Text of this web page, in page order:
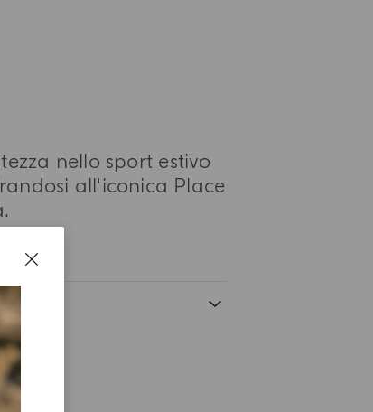
nello sport estivo
all'iconica Place